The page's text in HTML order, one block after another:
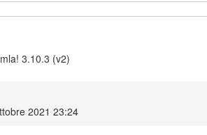
3.10.3 (v2)
2021 23:24